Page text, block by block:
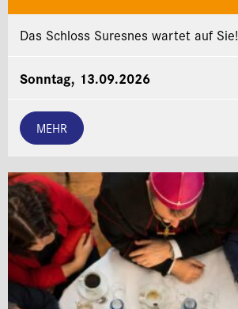
Das Schloss Suresnes wartet auf Sie!
Sonntag, 13.09.2026
MEHR